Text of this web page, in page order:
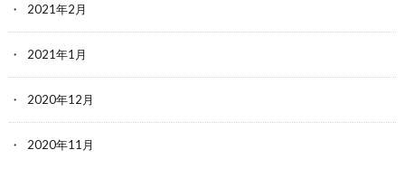
2021年2月
2021年1月
2020年12月
2020年11月